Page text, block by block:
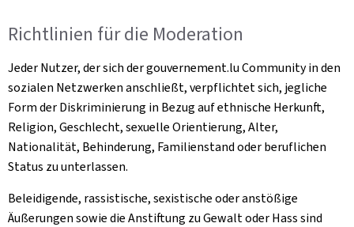
Richtlinien für die Moderation
Jeder Nutzer, der sich der gouvernement.lu Community in den
sozialen Netzwerken anschließt, verpflichtet sich, jegliche
Form der Diskriminierung in Bezug auf ethnische Herkunft,
Religion, Geschlecht, sexuelle Orientierung, Alter,
Nationalität, Behinderung, Familienstand oder beruflichen
Status zu unterlassen.
Beleidigende, rassistische, sexistische oder anstößige
Äußerungen sowie die Anstiftung zu Gewalt oder Hass sind